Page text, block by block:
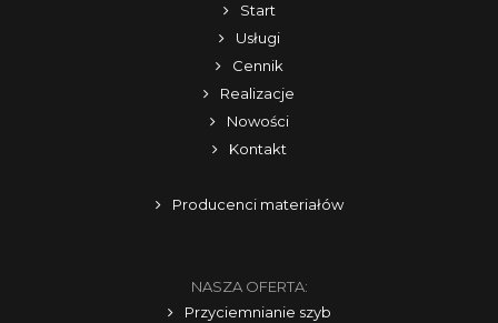
Start
Usługi
Cennik
Realizacje
Nowości
Kontakt
Producenci materiałów
NASZA OFERTA:
Przyciemnianie szyb